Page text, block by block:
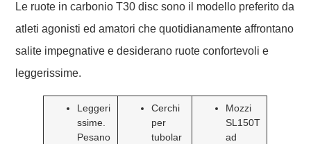
Le ruote in carbonio T30 disc sono il modello preferito da
atleti agonisti ed amatori che quotidianamente affrontano
salite impegnative e desiderano ruote confortevoli e
leggerissime.
Leggeri
ssime.
Pesano
Cerchi
per
tubolar
Mozzi
SL150T
ad